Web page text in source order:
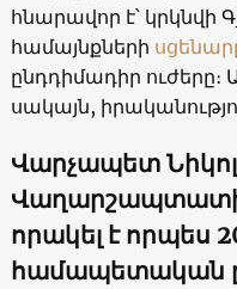
հնարավոր է՝ կրկնվի
համայնքների
ընդդիմադիր
սակայն,
Վարչապետ
Վաղարշապտատի
որակել է որպես
համապետական